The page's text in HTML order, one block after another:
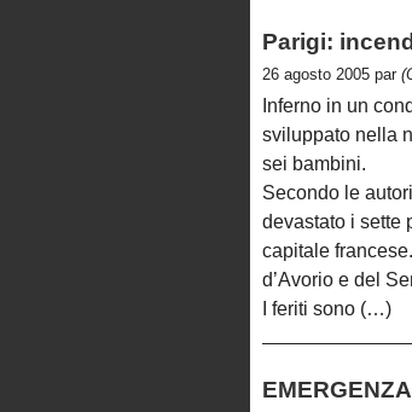
Parigi:
26 agosto 2005 par
Inferno in un
sviluppato nella
sei bambini.
Secondo le
devastato i sette
capitale
d’Avorio e del
I feriti sono (…)